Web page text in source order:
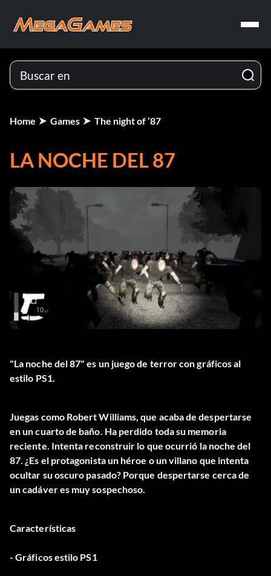
Home Games The night of ’87
LA NOCHE DEL 87
"La noche del 87" es un juego de terror con gráficos al
estilo PS1.
Juegas como Robert Williams, que acaba de despertarse
en un cuarto de baño. Ha perdido toda su memoria
reciente. Intenta reconstruir lo que ocurrió la noche del
87. ¿Es el protagonista un héroe o un villano que intenta
ocultar su oscuro pasado? Porque despertarse cerca de
un cadáver es muy sospechoso.
Características
- Gráficos estilo PS1